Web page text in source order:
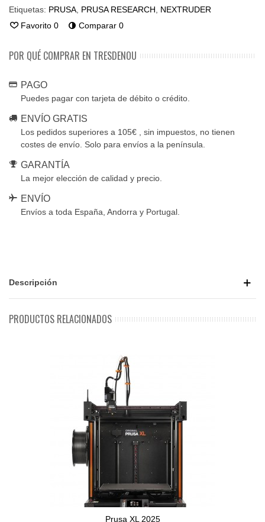
Etiquetas: PRUSA PRUSA RESEARCH
NEXTRUDER
Favorito 0 Comparar 0
POR QUÉ COMPRAR EN TRESDENOU
PAGO
Puedes pagar con tarjeta de débito o crédito.
ENVÍO GRATIS
Los pedidos superiores a 105€ , sin impuestos, no tienen
costes de envío. Solo para envíos a la península.
GARANTÍA
La mejor elección de calidad y precio.
ENVÍO
Envíos a toda España, Andorra y Portugal.
Descripción
PRODUCTOS RELACIONADOS
Prusa XL 2025